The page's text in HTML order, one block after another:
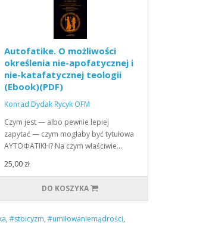
Autofatike. O możliwości
określenia nie-apofatycznej i
nie-katafatycznej teologii
(Ebook)(PDF)
Konrad Dydak Rycyk OFM
Czym jest — albo pewnie lepiej
zapytać — czym mogłaby być tytułowa
ΑΥΤΟΦΑΤΙΚΗ? Na czym właściwie…
25,00 zł
DO KOSZYKA
, #stoicyzm, #umiłowaniemądrości,